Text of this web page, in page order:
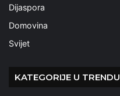
Dijaspora
Domovina
Svijet
KATEGORIJE U TRENDU